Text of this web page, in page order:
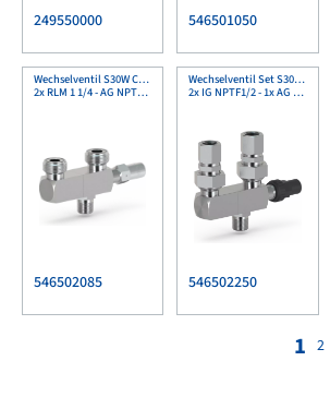
249550000 546501050
Wechselventil S30W CuSn
2x RLM 1 1/4 - AG NPTF1/2
546502085
Wechselventil Set S30W CuSn
2x IG NPTF1/2 - 1x AG NPTF1/2
546502250
1 2